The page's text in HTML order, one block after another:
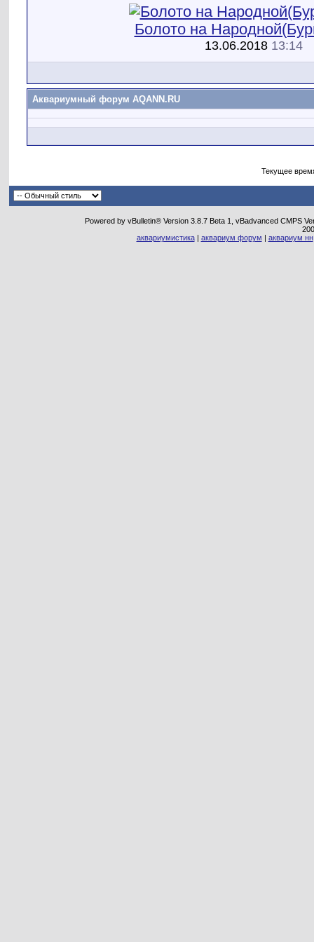
Болото на
13.06.2018 13:14
Аквариумный форум AQANN.RU
Текущее
Powered by vBulletin® Version 3.8.7 Beta 1, vBadvanced CMPS
аквариумистика| аквариум форум | аквариум нн